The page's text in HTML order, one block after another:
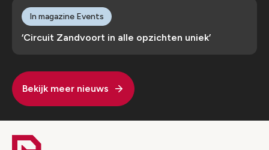
‘Circuit Zandvoort in alle opzichten uniek’
In magazine Events
Bekijk meer nieuws